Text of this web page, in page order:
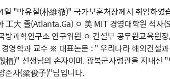
"박유철(朴維徹)" 국가보훈처장께서 취임하였
工大 졸(Atlanta.Ga) ㅇ 美 MIT 경영대학원 석
방과학연구소 연구위원 ㅇ 건설부 공무원교육원
영학과 교수 ※ 대표논문 : " 우리나라 해외건설
植)" 선생님의 손자이며, 광복군사령관을 지내
준자(梁俊子)"님입니다.